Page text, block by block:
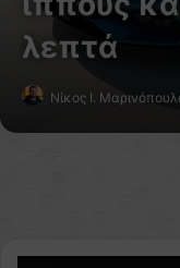
λεπτά
Nίκος Ι.